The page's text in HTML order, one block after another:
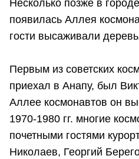
Несколько позже в
появилась Аллея
гости высаживали
Первым из советских
приехал в Анапу, был
Аллее космонавтов он
1970-1980 гг. многие
почетными гостями
Николаев, Георгий